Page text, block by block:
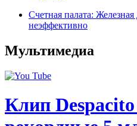
Счетная палата:
неэффективно
Мультимедиа
Клип